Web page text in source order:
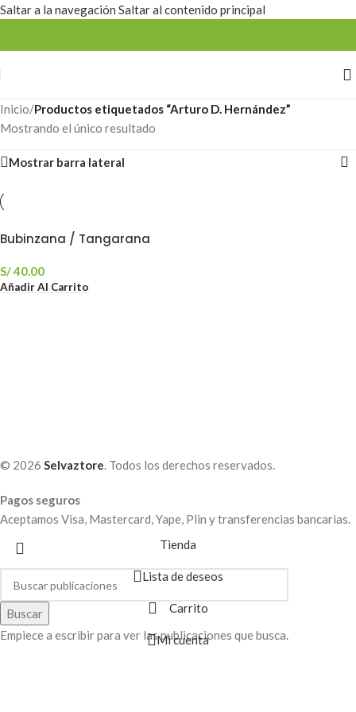
Saltar a la navegación Saltar al contenido principal
Inicio/Productos etiquetados “Arturo D. Hernández”
Mostrando el único resultado
Mostrar barra lateral
Bubinzana / Tangarana
S/40.00
Añadir Al Carrito
© 2026 Selvaztore. Todos los derechos reservados.
Pagos seguros
Aceptamos Visa, Mastercard, Yape, Plin y transferencias bancarias.
Buscar
Empiece a escribir para ver las publicaciones que busca.
Tienda
Lista de deseos
Carrito
Mi cuenta